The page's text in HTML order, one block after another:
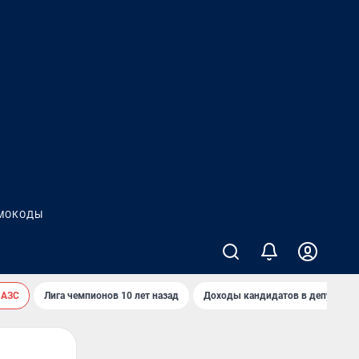
АЗС Лига чемпионов 10 лет назад Доходы кандидатов в депутаты